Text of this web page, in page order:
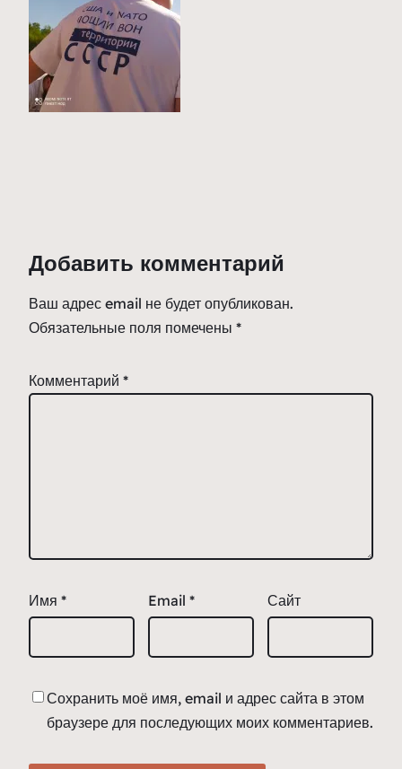
Добавить комментарий
Ваш адрес email не будет опубликован.
Обязательные поля помечены *
Комментарий *
Имя * Email * Сайт
Сохранить моё имя, email и адрес сайта в этом
браузере для последующих моих комментариев.